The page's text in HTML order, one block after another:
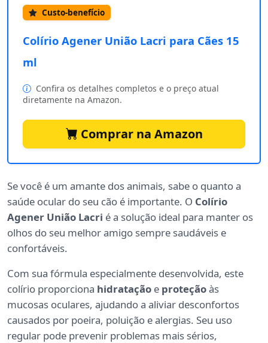
Custo-benefício
Colírio Agener União Lacri para Cães 15
ml
Confira os detalhes completos e o preço atual
diretamente na Amazon.
Comprar na Amazon
Se você é um amante dos animais, sabe o quanto a
saúde ocular do seu cão é importante. O Colírio
Agener União Lacri é a solução ideal para manter os
olhos do seu melhor amigo sempre saudáveis e
confortáveis.
Com sua fórmula especialmente desenvolvida, este
colírio proporciona hidratação e proteçãoàs
mucosas oculares, ajudando a aliviar desconfortos
causados por poeira, poluição e alergias. Seu uso
regular pode prevenir problemas mais sérios,